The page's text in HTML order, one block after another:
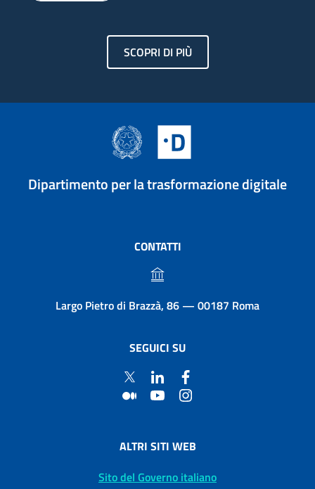
SCOPRI DI PIÙ
Dipartimento per la trasformazione digitale
CONTATTI
Largo Pietro di Brazzà, 86 — 00187 Roma
SEGUICI SU
ALTRI SITI WEB
Sito del Governo italiano